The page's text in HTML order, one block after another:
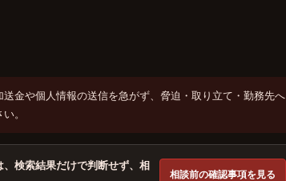
金や個人情報の送信を急がず、脅迫・取り立て・勤務先へ
。
検索結果だけで判断せず、相
相談前の確認事項を見る